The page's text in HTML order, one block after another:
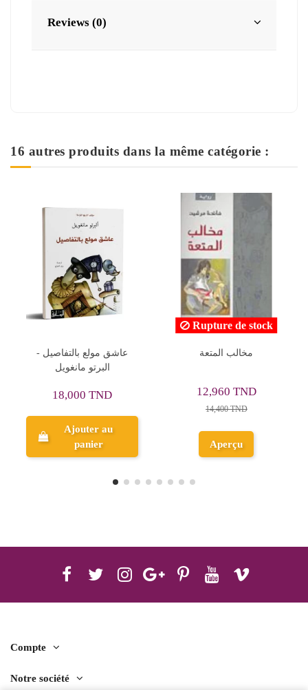
Reviews (0)
16 autres produits dans la même catégorie :
مخالب المتعة
12,960 TND
Aperçu
اينولا هولمز و قضية السيدة
16,300 TND
Ajouter au
panier
Compte
Notre société